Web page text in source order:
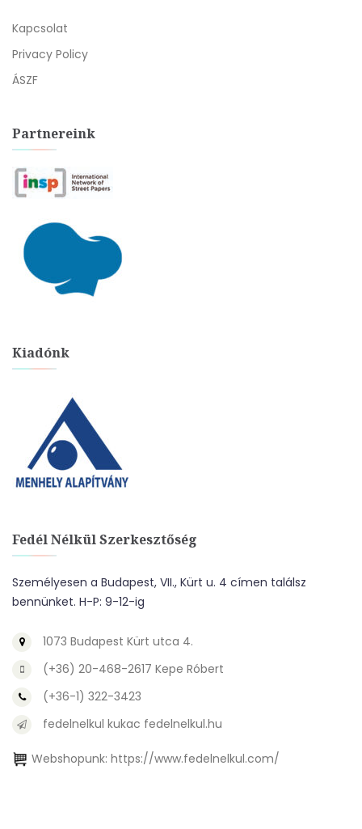
Kapcsolat
Privacy Policy
ÁSZF
Partnereink
Kiadónk
Fedél Nélkül Szerkesztőség
Személyesen a Budapest, VII., Kürt u. 4 címen találsz
bennünket. H-P: 9-12-ig
1073 Budapest Kürt utca 4.
(+36) 20-468-2617 Kepe Róbert
(+36-1) 322-3423
fedelnelkul kukac fedelnelkul.hu
Webshopunk: https://www.fedelnelkul.com/